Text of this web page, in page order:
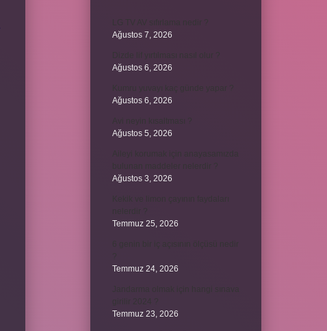
Ağustos 7, 2026
Ağustos 6, 2026
Ağustos 6, 2026
Ağustos 5, 2026
Ağustos 3, 2026
Temmuz 25, 2026
Temmuz 24, 2026
Temmuz 23, 2026